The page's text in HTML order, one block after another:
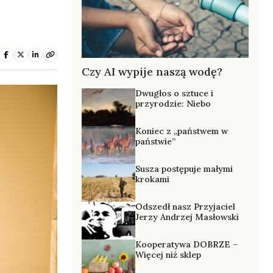
Czy AI wypije naszą wodę?
Dwugłos o sztuce i
przyrodzie: Niebo
Koniec z „państwem w
państwie”
Susza postępuje małymi
krokami
Odszedł nasz Przyjaciel
Jerzy Andrzej Masłowski
Kooperatywa DOBRZE –
Więcej niż sklep